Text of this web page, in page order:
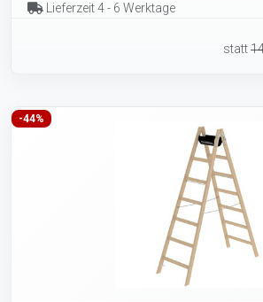
Lieferzeit 4 - 6 Werktage
statt
-44%